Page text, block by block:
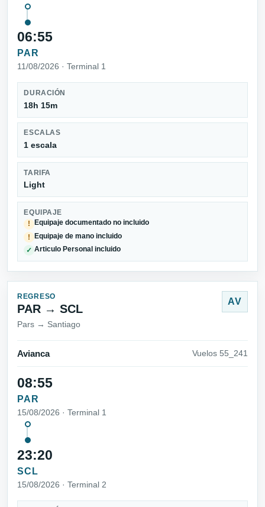
06:55
PAR
11/08/2026 · Terminal 1
DURACIÓN
18h 15m
ESCALAS
1 escala
TARIFA
Light
EQUIPAJE
!
Equipaje documentado no incluido
! Equipaje de mano incluido
✓ Articulo Personal incluido
REGRESO
PAR → SCL
Pars → Santiago
AV
Avianca Vuelos 55_241
08:55
PAR
15/08/2026 · Terminal 1
23:20
SCL
15/08/2026 · Terminal 2